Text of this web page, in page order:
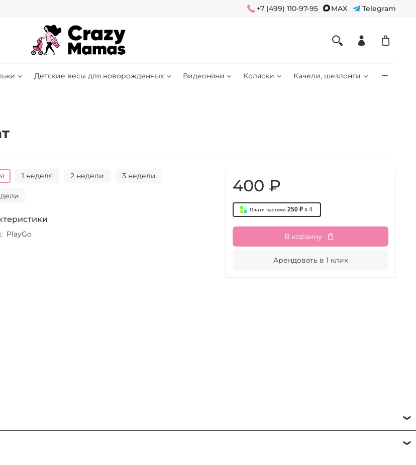
+7 (499) 110-97-95 MAX Telegram
Детские весы для новорожденных Видеоняни Коляски Качели, шезлонги
1 неделя 2 недели 3 недели
PlayGo
400 ₽
Плати частями 250 ₽ x 4
В корзину
Арендовать в 1 клик